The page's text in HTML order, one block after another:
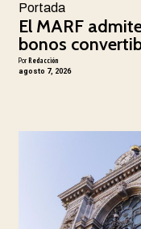
Portada
El MARF
bonos
PorRedacción
agosto 7, 2026